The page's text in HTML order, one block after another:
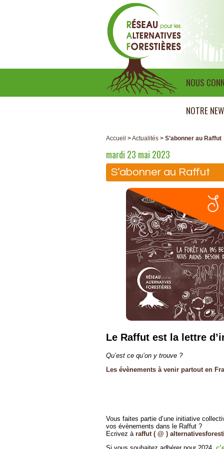
NOUS
NOTRE
Accueil >Actualités > S’abonner au Raffut
mardi 23 mai 2023
S’abonner au Raffut
Le Raffut est la lettre
Qu’est ce qu’on y trouve ?
Les évènements à venir partout en
Vous faites partie d’une initiative
vos évènements dans le Raffut ?
Ecrivez à raffut ( @ )